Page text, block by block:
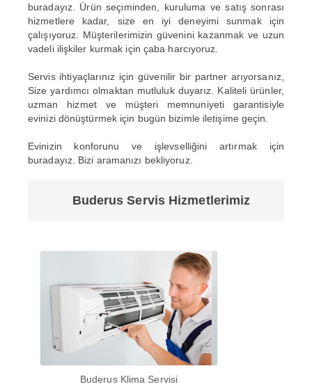
buradayız. Ürün seçiminden, kuruluma ve satış sonrası
hizmetlere kadar, size en iyi deneyimi sunmak için
çalışıyoruz. Müşterilerimizin güvenini kazanmak ve uzun
vadeli ilişkiler kurmak için çaba harcıyoruz.
Servis ihtiyaçlarınız için güvenilir bir partner arıyorsanız,
Size yardımcı olmaktan mutluluk duyarız. Kaliteli ürünler,
uzman hizmet ve müşteri memnuniyeti garantisiyle
evinizi dönüştürmek için bugün bizimle iletişime geçin.
Evinizin konforunu ve işlevselliğini artırmak için
buradayız. Bizi aramanızı bekliyoruz.
Buderus Servis Hizmetlerimiz
Buderus Klima Servisi